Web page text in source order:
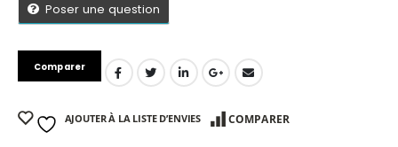
Poser une question
Comparer
AJOUTER À LA LISTE D’ENVIES COMPARER